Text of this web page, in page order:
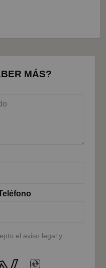
MÁS?
el aviso legal y